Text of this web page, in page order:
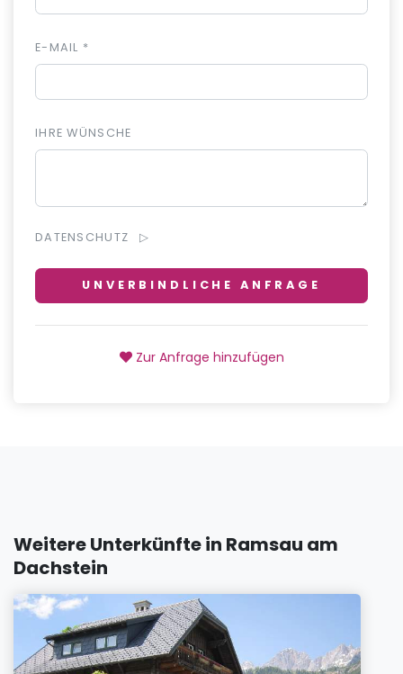
E-MAIL *
IHRE WÜNSCHE
DATENSCHUTZ
UNVERBINDLICHE ANFRAGE
Zur Anfrage hinzufügen
Weitere Unterkünfte in Ramsau am
Dachstein